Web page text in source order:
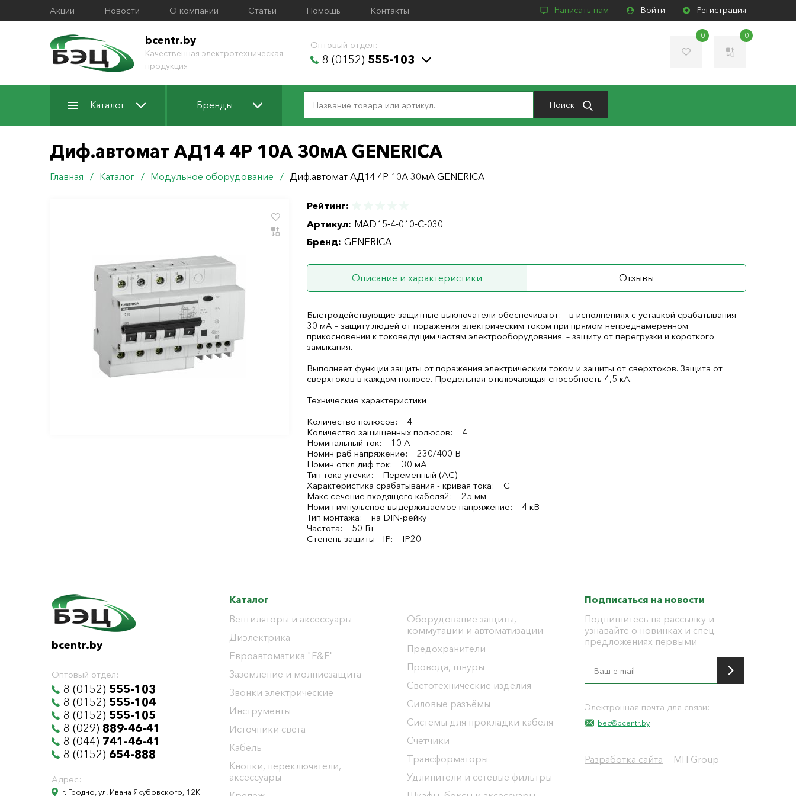
Акции Новости О компании Статьи Помощь Контакты Написать нам Войти Регистрация
bcentr.by
Качественная электротехническая
продукция
Оптовый отдел:
8 (0152) 555-103
0 0
Каталог Бренды Поиск
Диф.автомат АД14 4Р 10А 30мА GENERICA
Главная / Каталог / Модульное оборудование / Диф.автомат АД14 4Р 10А 30мА GENERICA
Рейтинг:
Артикул: MAD15-4-010-C-030
Бренд: GENERICA
Описание и характеристики Отзывы
Быстродействующие защитные выключатели обеспечивают: – в исполнениях с уставкой срабатывания
30 мА – защиту людей от поражения электрическим током при прямом непреднамеренном
прикосновении к токоведущим частям электрооборудования. – защиту от перегрузки и короткого
замыкания.
Выполняет функции защиты от поражения электрическим током и защиты от сверхтоков. Защита от
сверхтоков в каждом полюсе. Предельная отключающая способность 4,5 кА.
Технические характеристики
Количество полюсов: 4
Количество защищенных полюсов: 4
Номинальный ток: 10 А
Номин раб напряжение: 230/400 В
Номин откл диф ток: 30 мА
Тип тока утечки: Переменный (AC)
Характеристика срабатывания - кривая тока: C
Макс сечение входящего кабеля2: 25 мм
Номин импульсное выдерживаемое напряжение: 4 кВ
Тип монтажа: на DIN-рейку
Частота: 50 Гц
Степень защиты - IP: IP20
bcentr.by
Оптовый отдел:
8 (0152) 555-103
8 (0152) 555-104
8 (0152) 555-105
8 (029) 889-46-41
8 (044) 741-46-41
8 (0152) 654-888
Адрес:
г. Гродно, ул. Ивана Якубовского, 12К
Каталог
Вентиляторы и аксессуары
Диэлектрика
Евроавтоматика "F&F"
Заземление и молниезащита
Звонки электрические
Инструменты
Источники света
Кабель
Кнопки, переключатели,
аксессуары
Оборудование защиты,
коммутации и автоматизации
Предохранители
Провода, шнуры
Светотехнические изделия
Силовые разъёмы
Системы для прокладки кабеля
Счетчики
Трансформаторы
Удлинители и сетевые фильтры
Подписаться на новости
Подпишитесь на рассылку и
узнавайте о новинках и спец.
предложениях первыми
Электронная почта для связи:
bec@bcentr.by
Разработка сайта — MITGroup